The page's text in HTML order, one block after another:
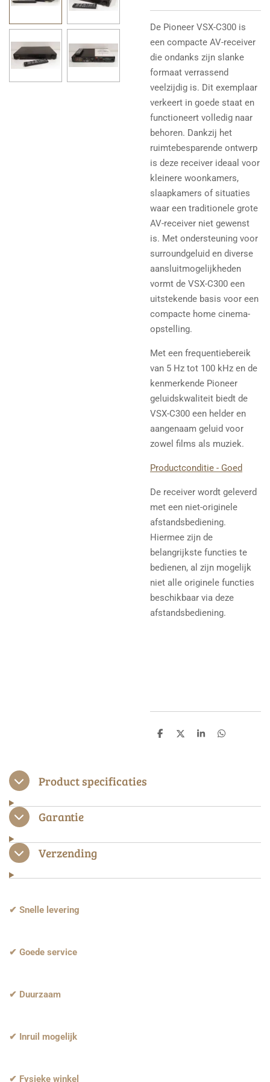
De Pioneer VSX-C300 is
een compacte AV-receiver
die ondanks zijn slanke
formaat verrassend
veelzijdig is. Dit exemplaar
verkeert in goede staat en
functioneert volledig naar
behoren. Dankzij het
ruimtebesparende ontwerp
is deze receiver ideaal voor
kleinere woonkamers,
slaapkamers of situaties
waar een traditionele grote
AV-receiver niet gewenst
is. Met ondersteuning voor
surroundgeluid en diverse
aansluitmogelijkheden
vormt de VSX-C300 een
uitstekende basis voor een
compacte home cinema-
opstelling.
Met een frequentiebereik
van 5 Hz tot 100 kHz en de
kenmerkende Pioneer
geluidskwaliteit biedt de
VSX-C300 een helder en
aangenaam geluid voor
zowel films als muziek.
Productconditie - Goed
De receiver wordt geleverd
met een niet-originele
afstandsbediening.
Hiermee zijn de
belangrijkste functies te
bedienen, al zijn mogelijk
niet alle originele functies
beschikbaar via deze
afstandsbediening.
D
D
S
D
Product specificaties
Garantie
Verzending
✔ Snelle levering
✔ Goede service
✔ Duurzaam
✔ Inruil mogelijk
✔ Fysieke winkel